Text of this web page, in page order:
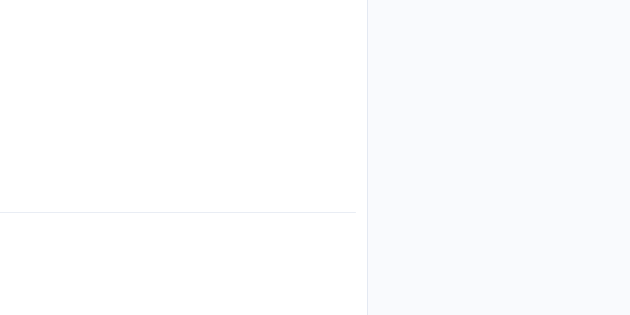
oder kreative Zonen -
von Linz
inspirieren und
weitere Informationen zu
vermittelnden Dritten ein